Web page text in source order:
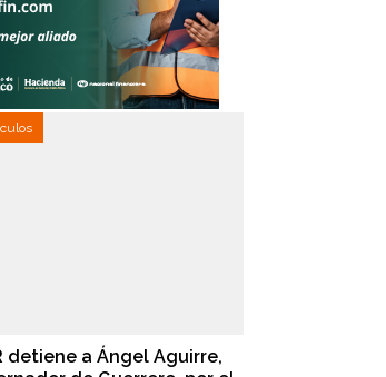
detiene a Ángel Aguirre,